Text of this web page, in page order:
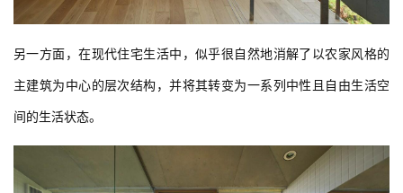
另一方面，在现代住宅生活中，似乎很自然地消解了以农家风格的
主建筑为中心的层次结构，并将其转变为一系列中性且自由生活空
间的生活状态。